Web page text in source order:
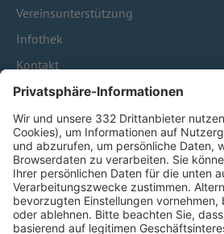
Vereinsunterstützung
Infothek
Kontakt
HÄUFIG BESUCHTE SEITEN
Pässe und Vereinswechsel
Trainerausbildung
Schulungsangebot Vereinsmitarbeiter
BFV-Geschäftsstellen